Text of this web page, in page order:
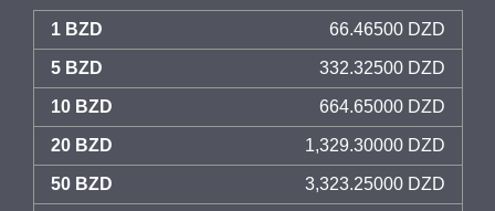
1 BZD 66.46500 DZD
5 BZD 332.32500 DZD
10 BZD 664.65000 DZD
20 BZD 1,329.30000 DZD
50 BZD 3,323.25000 DZD